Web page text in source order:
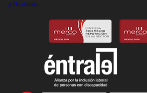
y No Acoso